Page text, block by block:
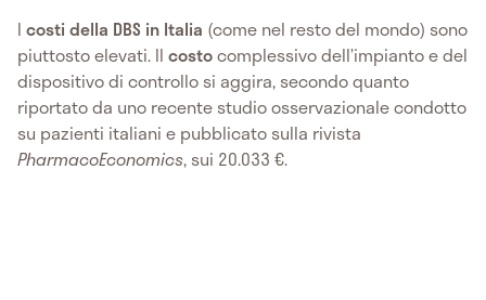
I costi della DBS in Italia (come nel resto del mondo) sono
piuttosto elevati. Il costocomplessivo dell’impianto e del
dispositivo di controllo si aggira, secondo quanto
riportato da uno recente studio osservazionale condotto
su pazienti italiani e pubblicato sulla rivista
PharmacoEconomics, sui 20.033 €.